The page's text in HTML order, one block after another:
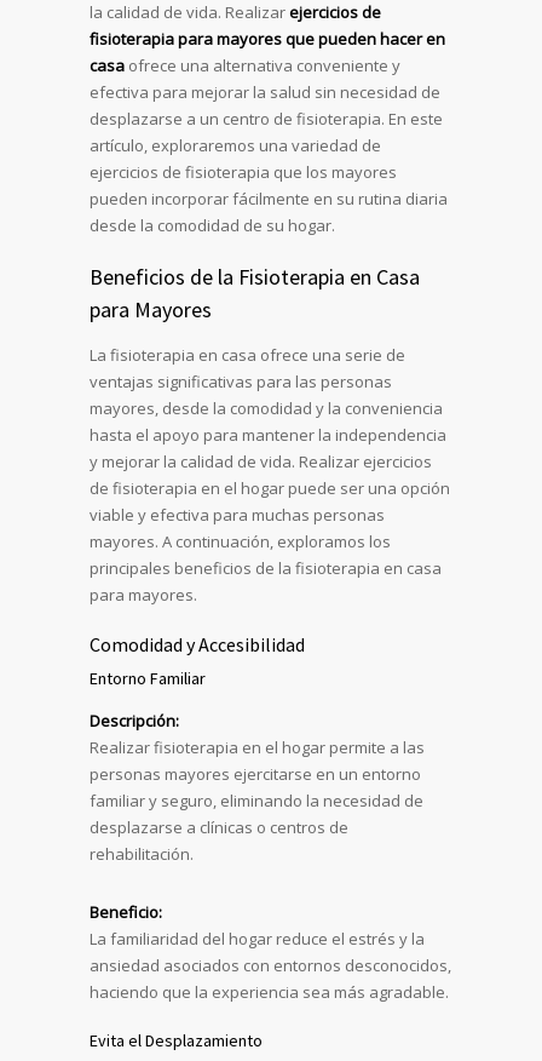
la calidad de vida. Realizarejercicios de
fisioterapia para mayores que pueden hacer en
casa ofrece una alternativa conveniente y
efectiva para mejorar la salud sin necesidad de
desplazarse a un centro de fisioterapia. En este
artículo, exploraremos una variedad de
ejercicios de fisioterapia que los mayores
pueden incorporar fácilmente en su rutina diaria
desde la comodidad de su hogar.
Beneficios de la Fisioterapia en Casa
para Mayores
La fisioterapia en casa ofrece una serie de
ventajas significativas para las personas
mayores, desde la comodidad y la conveniencia
hasta el apoyo para mantener la independencia
y mejorar la calidad de vida. Realizar ejercicios
de fisioterapia en el hogar puede ser una opción
viable y efectiva para muchas personas
mayores. A continuación, exploramos los
principales beneficios de la fisioterapia en casa
para mayores.
Comodidad y Accesibilidad
Entorno Familiar
Descripción:
Realizar fisioterapia en el hogar permite a las
personas mayores ejercitarse en un entorno
familiar y seguro, eliminando la necesidad de
desplazarse a clínicas o centros de
rehabilitación.
Beneficio:
La familiaridad del hogar reduce el estrés y la
ansiedad asociados con entornos desconocidos,
haciendo que la experiencia sea más agradable.
Evita el Desplazamiento